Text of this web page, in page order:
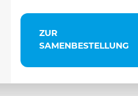
ZUR
SAMENBESTELLUNG